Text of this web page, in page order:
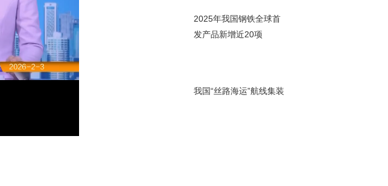
2025年我国钢铁全球首
发产品新增近20项
我国“丝路海运”航线集装